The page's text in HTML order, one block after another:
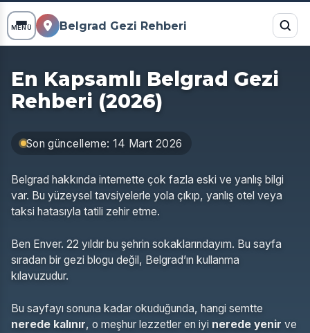
MENÜ Belgrad Gezi Rehberi
En Kapsamlı Belgrad Gezi
Rehberi (2026)
Son güncelleme: 14 Mart 2026
Belgrad hakkında internette çok fazla eski ve yanlış bilgi
var. Bu yüzeysel tavsiyelerle yola çıkıp, yanlış otel veya
taksi hatasıyla tatili zehir etme.
Ben Enver. 22 yıldır bu şehrin sokaklarındayım. Bu sayfa
sıradan bir gezi blogu değil, Belgrad’ın kullanma
kılavuzudur.
Bu sayfayı sonuna kadar okuduğunda, hangi semtte
nerede kalınır, o meşhur lezzetler en iyi nerede yenir ve